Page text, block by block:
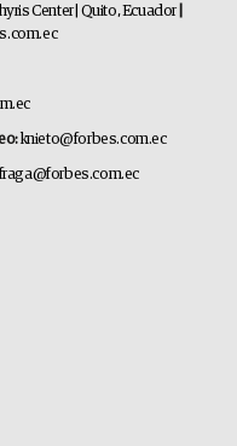
Center | Quito, Ecuador
knieto@forbes.com.ec